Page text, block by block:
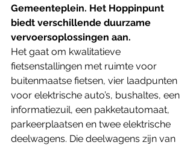
Gemeenteplein. Het Hoppinpunt
biedt verschillende duurzame
vervoersoplossingen aan.
Het gaat om kwalitatieve
fietsenstallingen met ruimte voor
buitenmaatse fietsen, vier laadpunten
voor elektrische auto’s, bushaltes, een
informatiezuil, een pakketautomaat,
parkeerplaatsen en twee elektrische
deelwagens. ​Die deelwagens zijn van